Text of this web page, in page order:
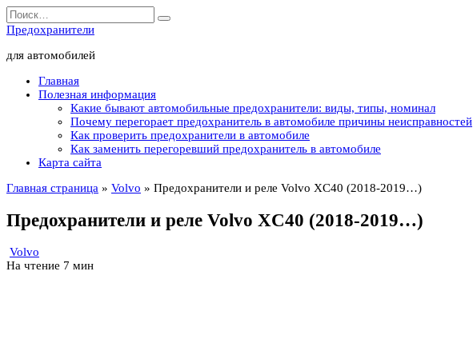
Перейти
к
содержанию
Search
for:
Предохранители
для автомобилей
Главная
Полезная информация
Какие бывают автомобильные предохранители: виды, типы, номинал
Почему перегорает предохранитель в автомобиле причины неисправностей
Как проверить предохранители в автомобиле
Как заменить перегоревший предохранитель в автомобиле
Карта сайта
Главная страница » Volvo » Предохранители и реле Volvo XC40 (2018-2019…)
Предохранители и реле Volvo XC40 (2018-2019…)
Volvo
На чтение 7 мин